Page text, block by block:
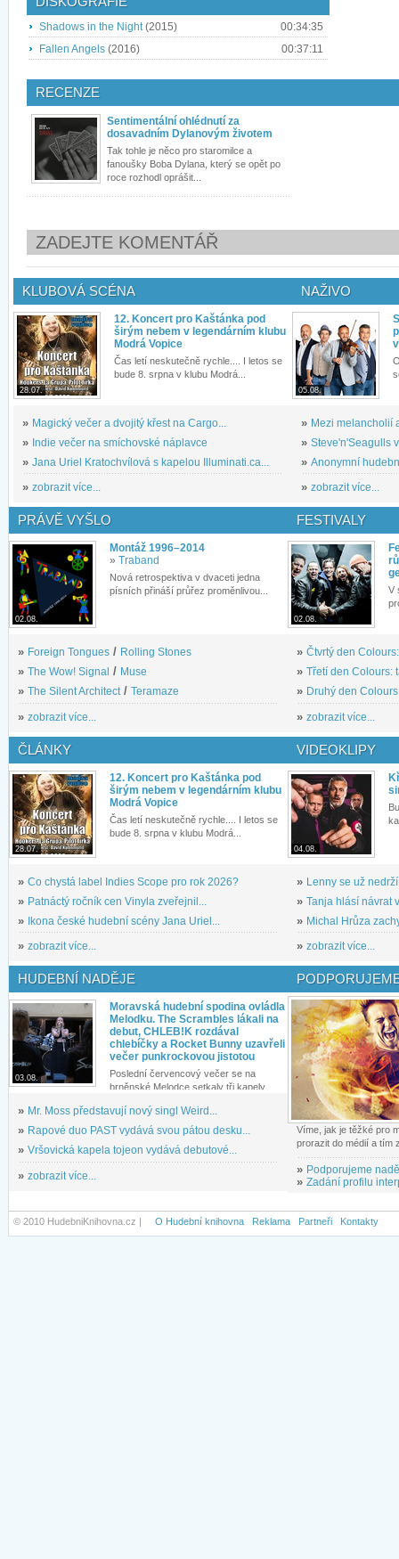
Shadows in the Night(2015)
00:34:35
Fallen Angels (2016) 00:37:11
RECENZE
Sentimentální ohlédnutí za
dosavadním Dylanovým životem
Tak tohle je něco pro staromilce a
fanoušky Boba Dylana, který se opět po
roce rozhodl oprášit...
ZADEJTE KOMENTÁŘ
KLUBOVÁ SCÉNA
28.07.
12. Koncert pro Kaštánka pod
širým nebem v legendárním klubu
Modrá Vopice
Čas letí neskutečně rychle.... I letos se
bude 8. srpna v klubu Modrá...
» Magický večer a dvojitý křest na Cargo...
» Indie večer na smíchovské náplavce
» Jana Uriel Kratochvílová s kapelou Illuminati.ca...
» zobrazit více...
NAŽIVO
05.08.
» Mezi melancholií
» Steve'n'Seagulls
» Anonymní
» zobrazit více...
PRÁVĚ VYŠLO
02.08.
Montáž 1996–2014
» Traband
Nová retrospektiva v dvaceti jedna
písních přináší průřez proměnlivou...
» Foreign Tongues / Rolling Stones
» The Wow! Signal / Muse
» The Silent Architect/ Teramaze
» zobrazit více...
FESTIVALY
02.08.
V
» Čtvrtý den
» Třetí den Colours:
» Druhý den
» zobrazit více...
ČLÁNKY
28.07.
12. Koncert pro Kaštánka pod
širým nebem v legendárním klubu
Modrá Vopice
Čas letí neskutečně rychle.... I letos se
bude 8. srpna v klubu Modrá...
» Co chystá label Indies Scope pro rok 2026?
» Patnáctý ročník cen Vinyla zveřejnil...
» Ikona české hudební scény Jana Uriel...
» zobrazit více...
VIDEOKLIPY
04.08.
» Lenny se už
» Tanja hlásí návrat
» Michal Hrůza
» zobrazit více...
HUDEBNÍ NADĚJE
03.08.
Moravská hudební spodina ovládla
Melodku. The Scrambles lákali na
debut, CHLEB!K rozdával
chlebíčky a Rocket Bunny uzavřeli
večer punkrockovou jistotou
Poslední červencový večer se na
brněnské Melodce setkaly tři kapely...
» Mr. Moss představují nový singl Weird...
» Rapové duo PAST vydává svou pátou desku...
» Vršovická kapela tojeon vydává debutové...
» zobrazit více...
Víme, jak je těžké pro
prorazit do médií a tím
» Podporujeme
» Zadání profilu
© 2010 HudebniKnihovna.cz | O Hudební knihovna Reklama Partneři Kontakty